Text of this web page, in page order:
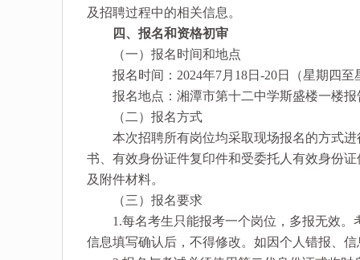
及招聘过程中的相关信息。
四、报名和资格初审
（一）报名时间和地点
报名时间：2024年7月18日-20日（星期四至
报名地点：湘潭市第十二中学斯盛楼一楼报
（二）报名方式
本次招聘所有岗位均采取现场报名的方式进
书、有效身份证件复印件和受委托人有效身份
及附件材料。
（三）报名要求
1.每名考生只能报考一个岗位，多报无效。
信息填写确认后，不得修改。如因个人错报、